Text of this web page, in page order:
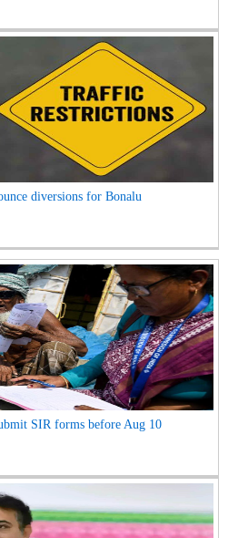
diversions for Bonalu
SIR forms before Aug 10